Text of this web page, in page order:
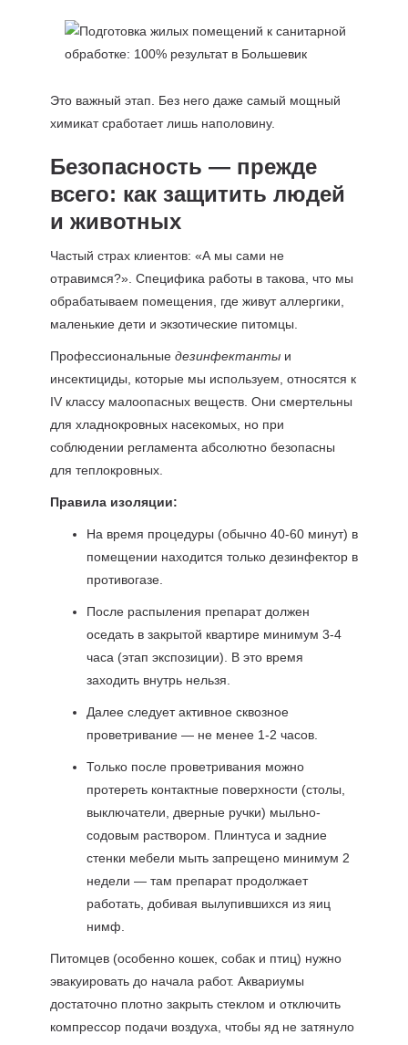
Это важный этап. Без него даже самый мощный
химикат сработает лишь наполовину.
Безопасность — прежде
всего: как защитить людей
и животных
Частый страх клиентов: «А мы сами не
отравимся?». Специфика работы в такова, что мы
обрабатываем помещения, где живут аллергики,
маленькие дети и экзотические питомцы.
Профессиональные дезинфектантыи
инсектициды, которые мы используем, относятся к
IV классу малоопасных веществ. Они смертельны
для хладнокровных насекомых, но при
соблюдении регламента абсолютно безопасны
для теплокровных.
Правила изоляции:
На время процедуры (обычно 40-60 минут) в
помещении находится только дезинфектор в
противогазе.
После распыления препарат должен
оседать в закрытой квартире минимум 3-4
часа (этап экспозиции). В это время
заходить внутрь нельзя.
Далее следует активное сквозное
проветривание — не менее 1-2 часов.
Только после проветривания можно
протереть контактные поверхности (столы,
выключатели, дверные ручки) мыльно-
содовым раствором. Плинтуса и задние
стенки мебели мыть запрещено минимум 2
недели — там препарат продолжает
работать, добивая вылупившихся из яиц
нимф.
Питомцев (особенно кошек, собак и птиц) нужно
эвакуировать до начала работ. Аквариумы
достаточно плотно закрыть стеклом и отключить
компрессор подачи воздуха, чтобы яд не затянуло